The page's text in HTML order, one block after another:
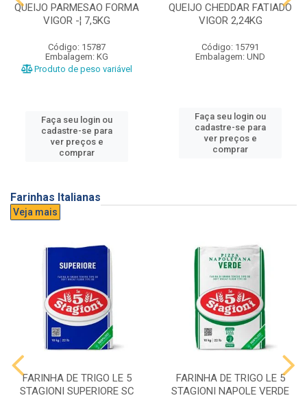
QUEIJO PARMESAO FORMA
VIGOR -¦ 7,5KG
Código: 15787
Embalagem: KG
Produto de peso variável
Faça seu login ou
cadastre-se para
ver preços e
comprar
QUEIJO CHEDDAR FATIADO
VIGOR 2,24KG
Código: 15791
Embalagem: UND
Faça seu login ou
cadastre-se para
ver preços e
comprar
Farinhas Italianas
Veja mais
FARINHA DE TRIGO LE 5
STAGIONI SUPERIORE SC
FARINHA DE TRIGO LE 5
STAGIONI NAPOLE VERDE